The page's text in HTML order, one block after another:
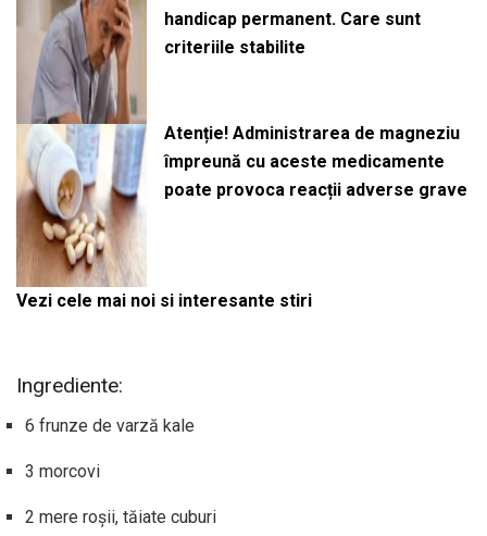
handicap permanent. Care sunt
criteriile stabilite
Atenție! Administrarea de magneziu
împreună cu aceste medicamente
poate provoca reacții adverse grave
Vezi cele mai noi si interesante stiri
Ingrediente:
6 frunze de varză kale
3 morcovi
2 mere roșii, tăiate cuburi